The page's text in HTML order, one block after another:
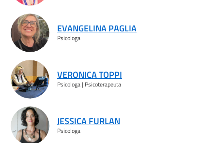
EVANGELINA PAGLIA
Psicologa
VERONICA TOPPI
Psicologa | Psicoterapeuta
JESSICA FURLAN
Psicologa